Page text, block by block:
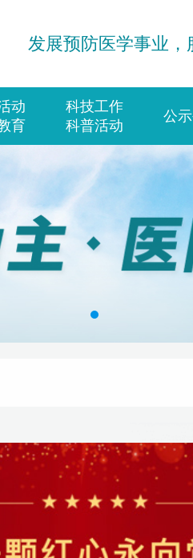
发展预防医学事业，
动
育
科技工作
科普活动
公